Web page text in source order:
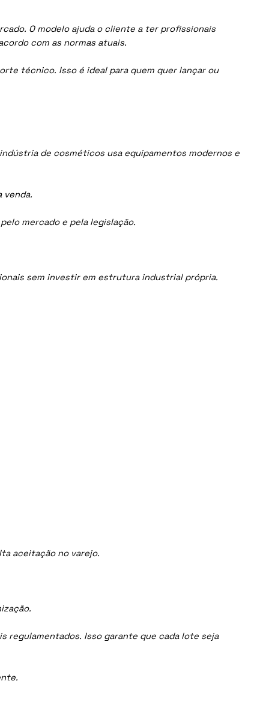
O modelo ajuda o cliente a ter profissionais
com as normas atuais.
técnico. Isso é ideal para quem quer lançar ou
de cosméticos usa equipamentos modernos e
venda.
mercado e pela legislação.
sem investir em estrutura industrial própria.
aceitação no varejo.
Isso garante que cada lote seja